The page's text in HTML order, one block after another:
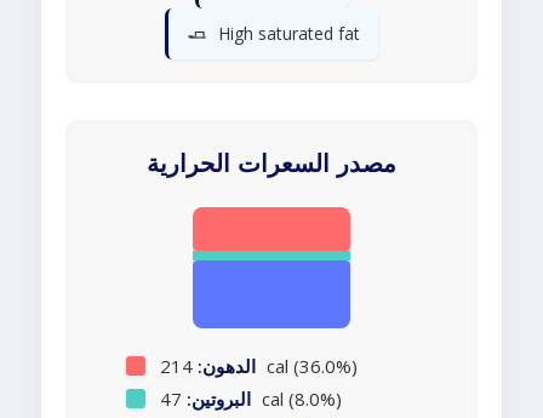
🧈 High saturated fat
مصدر السعرات الحرارية
الدهون: 214 cal (36.0%)
البروتين: 47 cal (8.0%)